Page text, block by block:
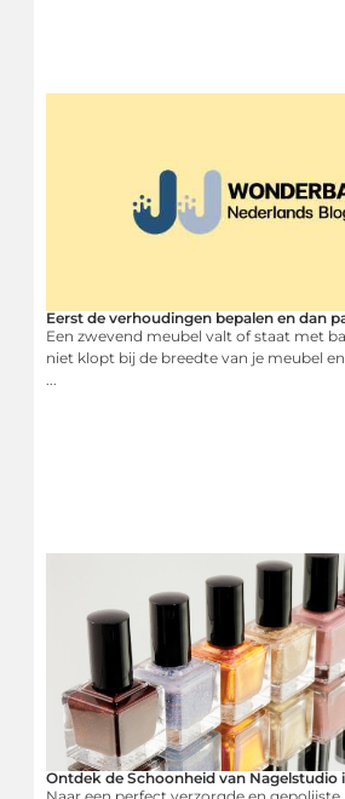
Eerst de verhoudingen bepalen en dan
Een zwevend meubel valt of staat met
niet klopt bij de breedte van je meubel
...
Ontdek de Schoonheid van Nagelstudio